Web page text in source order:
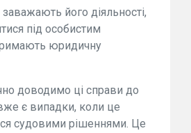
заважають його діяльності,
під особистим
юридичну
доводимо ці справи до
є випадки, коли це
судовими рішеннями. Це